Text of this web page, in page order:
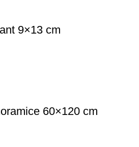
9×13 cm
60×120 cm